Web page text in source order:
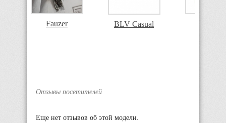
Fauzer BLV Casual
Отзывы посетителей
Еще нет отзывов об этой модели.